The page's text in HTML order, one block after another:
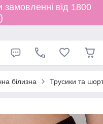
від 1800
білизна Трусики та